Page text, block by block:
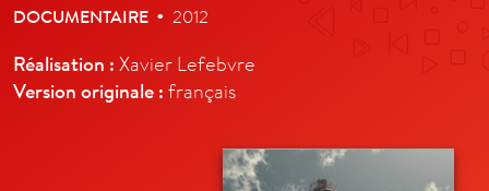
DOCUMENTAIRE • 2012
Réalisation : Xavier Lefebvre
Version originale : français